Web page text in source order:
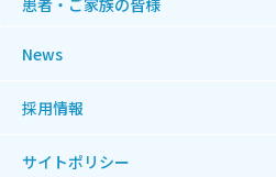
News
採用情報
サイトポリシー